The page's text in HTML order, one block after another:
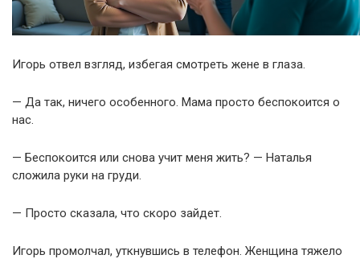
Игорь отвел взгляд, избегая смотреть жене в глаза.
— Да так, ничего особенного. Мама просто беспокоится о
нас.
— Беспокоится или снова учит меня жить? — Наталья
сложила руки на груди.
— Просто сказала, что скоро зайдет.
Игорь промолчал, уткнувшись в телефон. Женщина тяжело